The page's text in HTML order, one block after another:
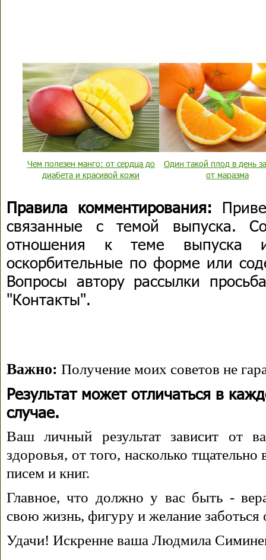
Чем полезен манго: от сердца до
диабета и красивой кожи
Один такой плод в день
от маразма
Правила комментирования:
связанные с темой выпуска.
отношения к теме выпуска
оскорбительные по форме или
Вопросы автору рассылки
"Контакты".
Важно: Получение моих советов не
Результат может отличаться в
случае.
Ваш личный результат зависит от
здоровья, от того, насколько
писем и книг.
Главное, что должно у вас быть -
свою жизнь, фигуру и желание заботься
Удачи! Искренне ваша Людмила